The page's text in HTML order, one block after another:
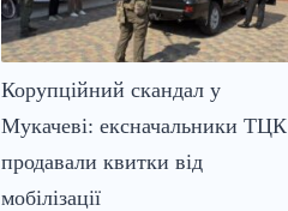
Корупційний скандал у
Мукачеві: ексначальники ТЦК
продавали квитки від
мобілізації